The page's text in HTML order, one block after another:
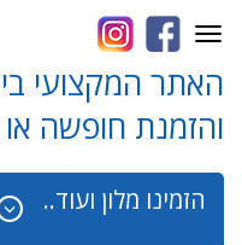
Toggle
navigation
האתר המקצועי
והזמנת חופשה או
הזמינו מלון ועוד..